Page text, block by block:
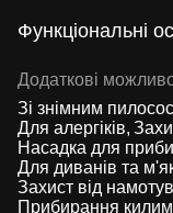
Функціональні
Додаткові
Зі знімним
Для алергіків
Насадка для
Для диванів та
Захист від
Прибирання